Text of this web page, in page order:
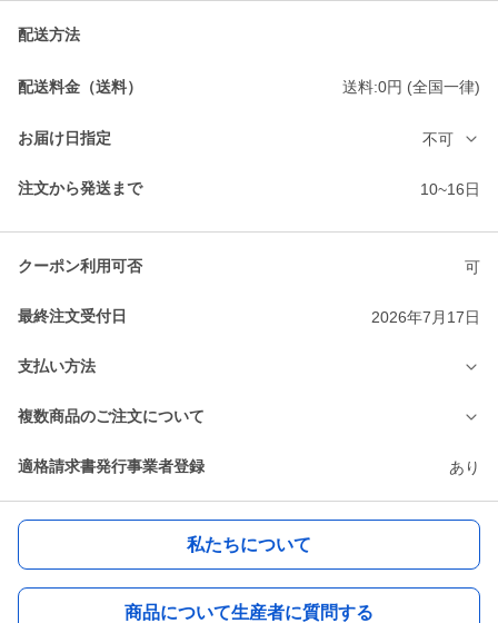
配送方法
配送料金（送料） 送料:0円 (全国一律)
お届け日指定 不可
注文から発送まで 10~16日
クーポン利用可否 可
最終注文受付日 2026年7月17日
支払い方法
複数商品のご注文について
適格請求書発行事業者登録 あり
私たちについて
商品について生産者に質問する